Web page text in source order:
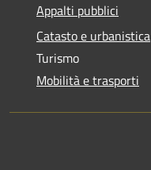
Appalti pubblici
Catasto e urbanistica
Turismo
Mobilità e trasporti